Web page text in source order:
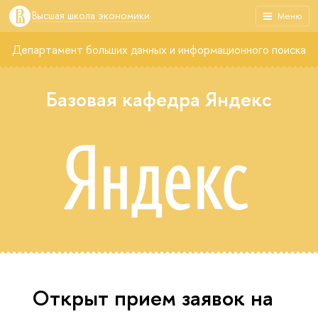
Меню
Высшая школа экономики
Департамент больших данных и информационного поиска
Базовая кафедра Яндекс
Открыт прием заявок на